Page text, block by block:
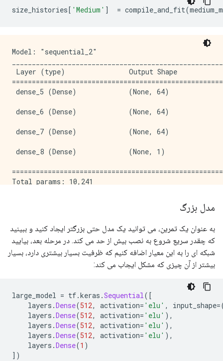
size_histories [ 'Medium' ] = compile_and_fit(
Model: "sequential_2"
Layer (type)                Output Shape
dense_5 (Dense)             (None, 64)
dense_6 (Dense)             (None, 64)
dense_7 (Dense)             (None, 64)
dense_8 (Dense)             (None, 1)
Total params: 10,241
Epoch: 0, accuracy:0.5017,
Epoch: 100, accuracy:0.7173,
Epoch: 200, accuracy:0.7884,
مدل بزرگ
به عنوان یک تمرین، می توانید یک مدل حتی بزرگتر ایجاد کنید و ببینید
که چقدر سریع شروع به نصب بیش از حد می کند. در مرحله بعد، بیایید
شبکه ای را به این معیار اضافه کنیم که ظرفیت بسیار بیشتری دارد، بسیار
بیشتر از آن چیزی که مشکل ایجاب می کند:
large_model = tf.keras .Sequential([
layers .Dense(512, activation= 'elu' , input_shape
layers .Dense(512, activation= 'elu' ),
layers .Dense(512, activation= 'elu' ),
layers .Dense(512, activation= 'elu' ),
layers .Dense(1 )
])